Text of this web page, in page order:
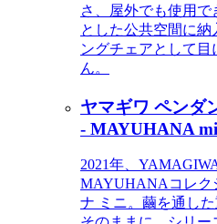
さ、屋外でも使用
とした公共空間に
ングチェアとして
ん。
ヤマギワ ペンダ
- MAYUHANA
2021年、
MAYUHANAコレク
ナ ミニ。繭を通し